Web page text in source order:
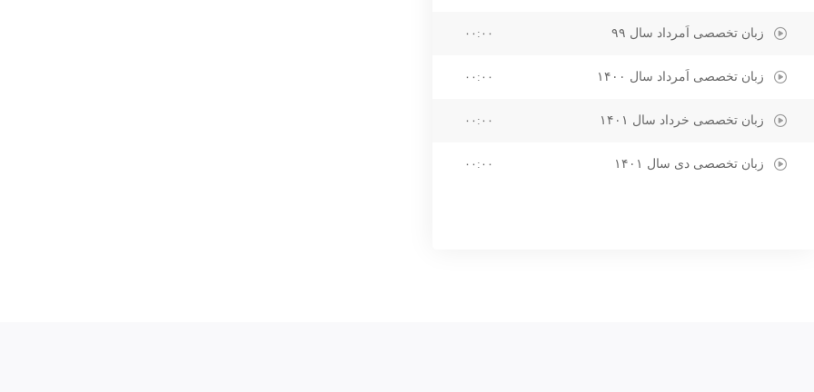
زبان تخصصی اَمرداد سال ۹۹ ۰۰:۰۰
زبان تخصصی اَمرداد سال ۱۴۰۰ ۰۰:۰۰
زبان تخصصی خرداد سال ۱۴۰۱ ۰۰:۰۰
زبان تخصصی دی سال ۱۴۰۱ ۰۰:۰۰